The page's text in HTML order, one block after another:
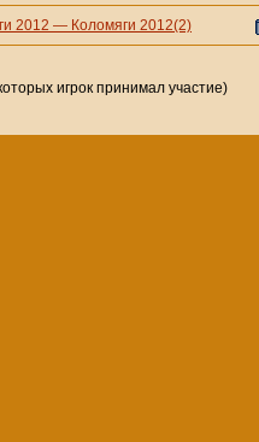
2012 — Коломяги 2012(2)
игрок принимал участие)